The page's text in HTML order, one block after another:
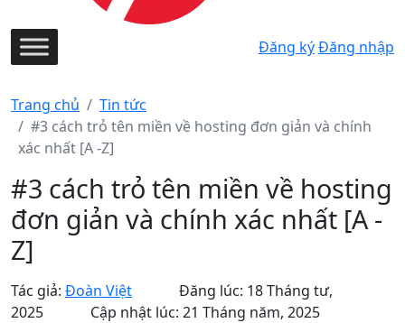
Đăng kýĐăng nhập
Trang chủ
Tin tức
#3 cách trỏ tên miền về hosting đơn giản và chính
xác nhất [A -Z]
#3 cách trỏ tên miền về hosting
đơn giản và chính xác nhất [A -
Z]
Tác giả: Đoàn Việt
Đăng lúc: 18 Tháng tư,
2025
Cập nhật lúc: 21 Tháng năm, 2025